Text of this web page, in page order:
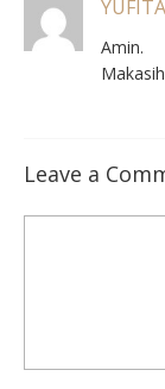
Amin.
Leave a